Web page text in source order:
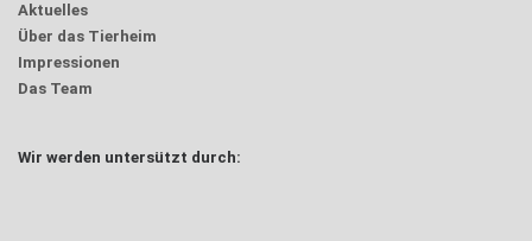
Aktuelles
Über das Tierheim
Impressionen
Das Team
Wir werden untersützt durch: